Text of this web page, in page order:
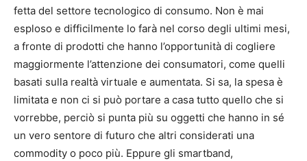
fetta del settore tecnologico di consumo. Non è mai
esploso e difficilmente lo farà nel corso degli ultimi mesi,
a fronte di prodotti che hanno l’opportunità di cogliere
maggiormente l’attenzione dei consumatori, come quelli
basati sulla realtà virtuale e aumentata. Si sa, la spesa è
limitata e non ci si può portare a casa tutto quello che si
vorrebbe, perciò si punta più su oggetti che hanno in sé
un vero sentore di futuro che altri considerati una
commodity o poco più. Eppure gli smartband,